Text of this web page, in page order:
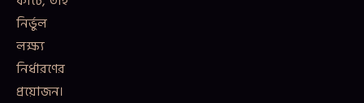
নির্ভুল
লক্ষ্য
নির্ধারণের
প্রয়োজন।